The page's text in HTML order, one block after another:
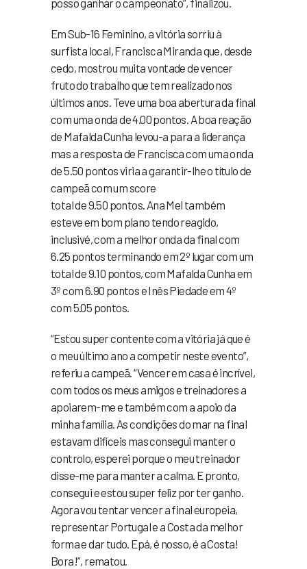
posso ganhar o campeonato”, finalizou.
Em Sub-16 Feminino, a vitória sorriu à
surfista local, Francisca Miranda que, desde
cedo, mostrou muita vontade de vencer
fruto do trabalho que tem realizado nos
últimos anos. Teve uma boa abertura da final
com uma onda de 4.00 pontos. A boa reação
de Mafalda Cunha levou-a para a liderança
mas a resposta de Francisca com uma onda
de 5.50 pontos viria a garantir-lhe o título de
campeã com um score
total de 9.50 pontos. Ana Mel também
esteve em bom plano tendo reagido,
inclusivé, com a melhor onda da final com
6.25 pontos terminando em 2º lugar com um
total de 9.10 pontos, com Mafalda Cunha em
3º com 6.90 pontos e Inês Piedade em 4º
com 5.05 pontos.
“Estou super contente com a vitória já que é
o meu último ano a competir neste evento”,
referiu a campeã. “Vencer em casa é incrível,
com todos os meus amigos e treinadores a
apoiarem-me e também com a apoio da
minha família. As condições do mar na final
estavam difíceis mas consegui manter o
controlo, esperei porque o meu treinador
disse-me para manter a calma. E pronto,
consegui e estou super feliz por ter ganho.
Agora vou tentar vencer a final europeia,
representar Portugal e a Costa da melhor
forma e dar tudo. Epá, é nosso, é a Costa!
Bora!”, rematou.